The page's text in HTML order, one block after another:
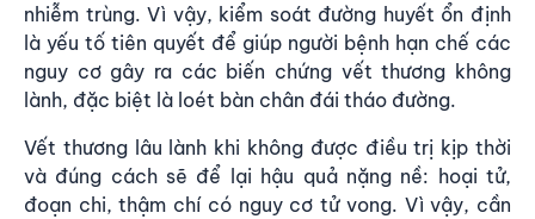
nhiễm trùng. Vì vậy, kiểm soát đường huyết ổn định
là yếu tố tiên quyết để giúp người bệnh hạn chế các
nguy cơ gây ra các biến chứng vết thương không
lành, đặc biệt là loét bàn chân đái tháo đường.
Vết thương lâu lành khi không được điều trị kịp thời
và đúng cách sẽ để lại hậu quả nặng nề: hoại tử,
đoạn chi, thậm chí có nguy cơ tử vong. Vì vậy, cần